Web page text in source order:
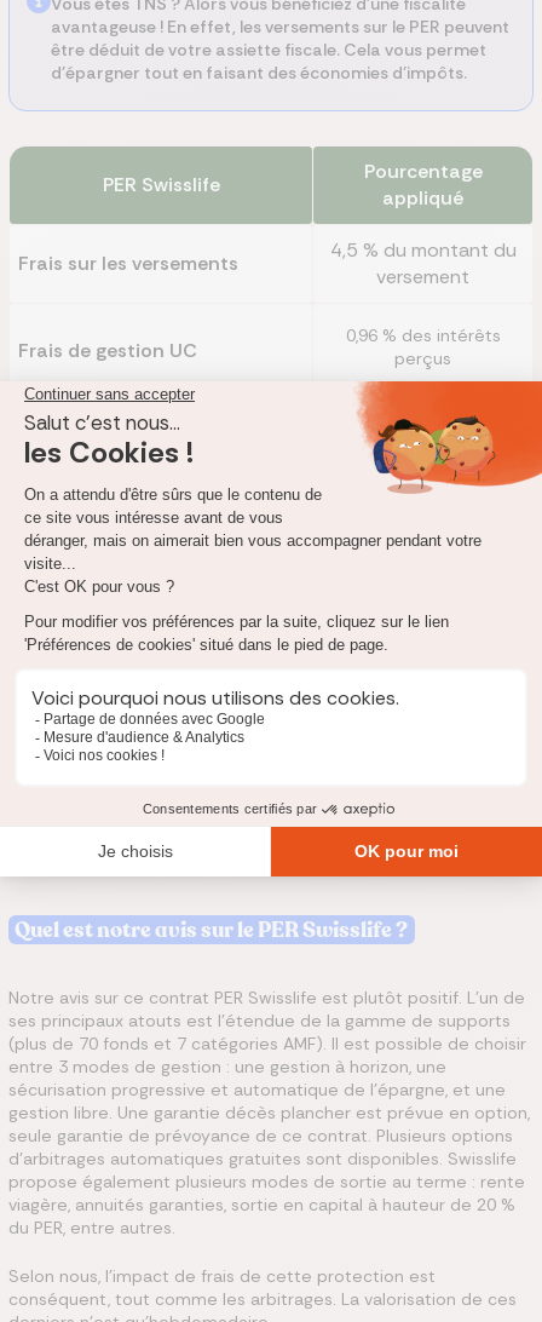
avantageuse ! En effet, les versements sur le PER peuvent
être déduit de votre assiette fiscale. Cela vous permet
d'épargner tout en faisant des économies d'impôts.
PER Swisslife
Pourcentage
appliqué
Frais sur les versements
4,5 % du montant du
versement
Frais de gestion UC
0,96 % des intérêts
perçus
Frais sur les arrérages 0 % des intérêts perçus
Frais de gestion financière en
cours de vie de l’adhésion
perçus
Frais de transfert
les transferts entrants
5 % de la valeur du
Sortie en capital
Rente viagère/réversible
Quel est notre avis sur le PER Swisslife ?
Notre avis sur ce contrat PER Swisslife est plutôt positif. L’un de
ses principaux atouts est l’étendue de la gamme de supports
(plus de 70 fonds et 7 catégories AMF). Il est possible de choisir
entre 3 modes de gestion : une gestion à horizon, une
sécurisation progressive et automatique de l’épargne, et une
gestion libre. Une garantie décès plancher est prévue en option,
seule garantie de prévoyance de ce contrat. Plusieurs options
d’arbitrages automatiques gratuites sont disponibles. Swisslife
propose également plusieurs modes de sortie au terme : rente
viagère, annuités garanties, sortie en capital à hauteur de 20 %
du PER, entre autres.
Selon nous, l’impact de frais de cette protection est
conséquent, tout comme les arbitrages. La valorisation de ces